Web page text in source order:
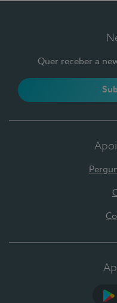
Quer receber a